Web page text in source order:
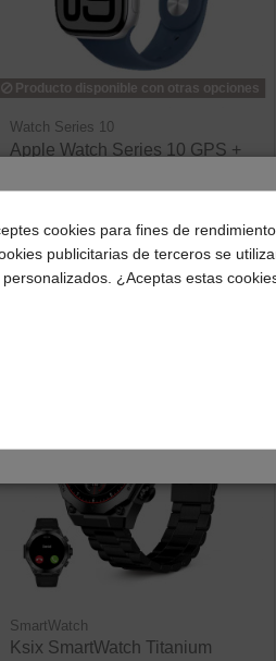
Producto disponible con otras opciones
Watch Series 10
Apple Watch Series 10 GPS +
(S/M)
436,49 €
ver producto
SmartWatch
Ksix SmartWatch Titanium
deseas recibir tu
tu ubicación para mostrarte
impuestos correctos para tu
cookies para fines de
publicitarias de terceros se
¿Aceptas estas